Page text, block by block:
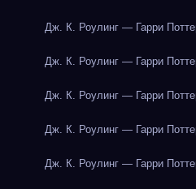
Дж. К. Роулинг — Гарри
Дж. К. Роулинг — Гарри
Дж. К. Роулинг — Гарри
Дж. К. Роулинг — Гарри
Дж. К. Роулинг — Гарри